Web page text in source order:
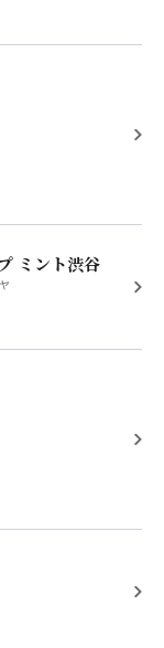
ミント渋谷